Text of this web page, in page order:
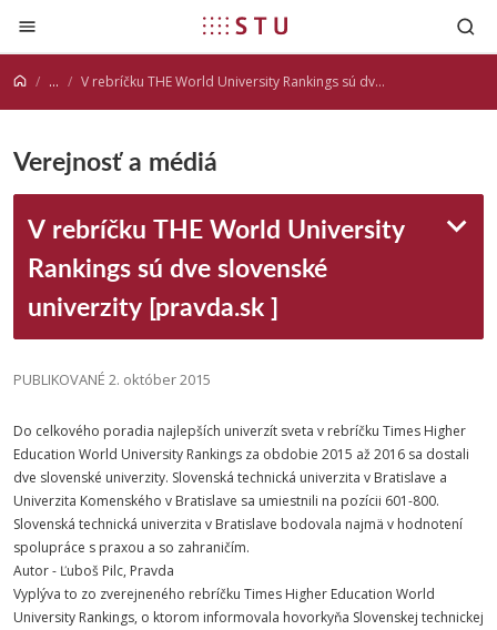
Prejsť na obsah
... V rebríčku THE World University Rankings sú dve slovenské univerzity [pravda.sk ]
Verejnosť a médiá
V rebríčku THE World University
Rankings sú dve slovenské
univerzity [pravda.sk ]
PUBLIKOVANÉ 2. október 2015
Do celkového poradia najlepších univerzít sveta v rebríčku Times Higher
Education World University Rankings za obdobie 2015 až 2016 sa dostali
dve slovenské univerzity. Slovenská technická univerzita v Bratislave a
Univerzita Komenského v Bratislave sa umiestnili na pozícii 601-800.
Slovenská technická univerzita v Bratislave bodovala najmä v hodnotení
spolupráce s praxou a so zahraničím.
Autor - Ľuboš Pilc, Pravda
Vyplýva to zo zverejneného rebríčku Times Higher Education World
University Rankings, o ktorom informovala hovorkyňa Slovenskej technickej